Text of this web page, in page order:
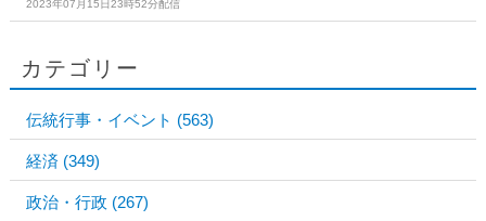
2023年07月15日23時52分配信
カテゴリー
伝統行事・イベント (563)
経済 (349)
政治・行政 (267)